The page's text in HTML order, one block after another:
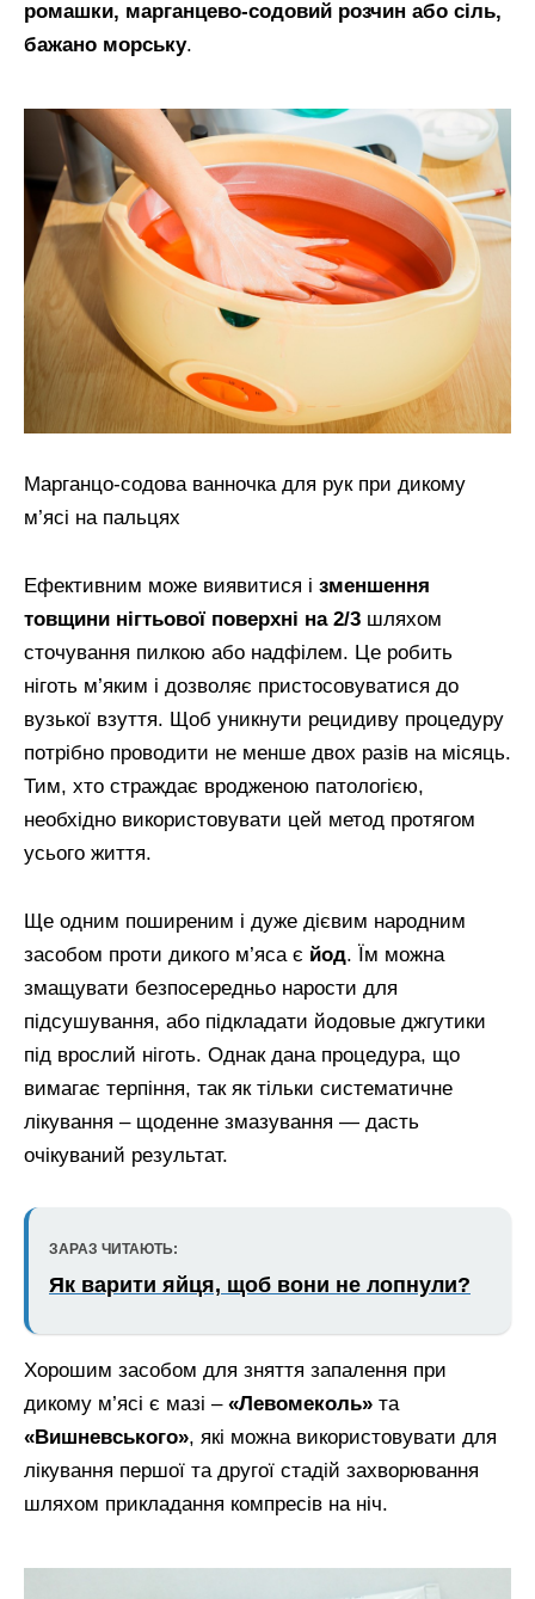
ромашки, марганцево-содовий розчин або сіль,
бажано морську.
Марганцо-содова ванночка для рук при дикому
м’ясі на пальцях
Ефективним може виявитися і зменшення
товщини нігтьової поверхні на 2/3 шляхом
сточування пилкою або надфілем. Це робить
ніготь м’яким і дозволяє пристосовуватися до
вузької взуття. Щоб уникнути рецидиву процедуру
потрібно проводити не менше двох разів на місяць.
Тим, хто страждає вродженою патологією,
необхідно використовувати цей метод протягом
усього життя.
Ще одним поширеним і дуже дієвим народним
засобом проти дикого м’яса є йод. Їм можна
змащувати безпосередньо нарости для
підсушування, або підкладати йодовые джгутики
під врослий ніготь. Однак дана процедура, що
вимагає терпіння, так як тільки систематичне
лікування – щоденне змазування — дасть
очікуваний результат.
ЗАРАЗ ЧИТАЮТЬ:
Як варити яйця, щоб вони не лопнули?
Хорошим засобом для зняття запалення при
дикому м’ясі є мазі – «Левомеколь» та
«Вишневського», які можна використовувати для
лікування першої та другої стадій захворювання
шляхом прикладання компресів на ніч.